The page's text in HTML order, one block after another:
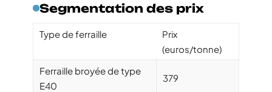
Segmentation des prix
Type de ferraille
Prix
(euros/tonne)
Ferraille broyée de type
E40
379